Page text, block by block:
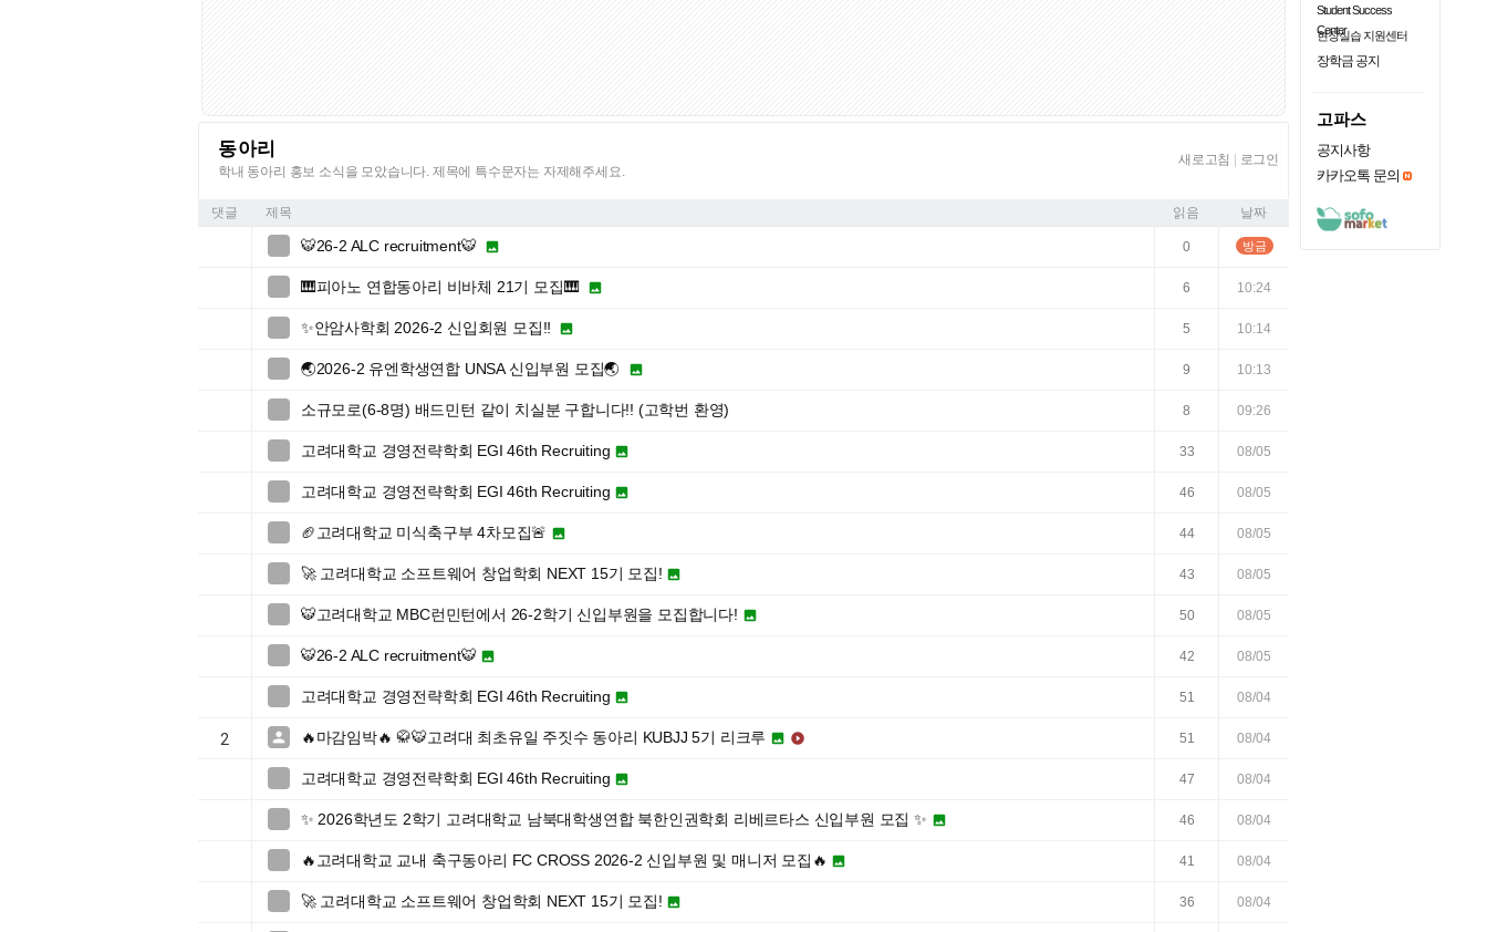
동아리
학내 동아리 홍보 소식을 모았습니다. 제목에 특수문자는 자제해주세요.
새로고침 로그인
댓글 제목 읽음 날짜
🐯26-2 ALC recruitment🐯  0 방금
🎹피아노 연합동아리 비바체 21기 모집🎹  6 10:24
✨안암사학회 2026-2 신입회원 모집‼️  5 10:14
🌏2026-2 유엔학생연합 UNSA 신입부원 모집🌏  9 10:13
소규모로(6-8명) 배드민턴 같이 치실분 구합니다!! (고학번 환영) 8 09:26
고려대학교 경영전략학회 EGI 46th Recruiting  33 08/05
고려대학교 경영전략학회 EGI 46th Recruiting  46 08/05
🏈고려대학교 미식축구부 4차모집🚨  44 08/05
🚀 고려대학교 소프트웨어 창업학회 NEXT 15기 모집!  43 08/05
🐯고려대학교 MBC런민턴에서 26-2학기 신입부원을 모집합니다!  50 08/05
🐯26-2 ALC recruitment🐯  42 08/05
고려대학교 경영전략학회 EGI 46th Recruiting  51 08/04
2  🔥마감임박🔥 🥋🐯고려대 최초유일 주짓수 동아리 KUBJJ 5기 리크루   51 08/04
고려대학교 경영전략학회 EGI 46th Recruiting  47 08/04
✨ 2026학년도 2학기 고려대학교 남북대학생연합 북한인권학회 리베르타스 신입부원 모집 ✨  46 08/04
🔥고려대학교 교내 축구동아리 FC CROSS 2026-2 신입부원 및 매니저 모집🔥  41 08/04
🚀 고려대학교 소프트웨어 창업학회 NEXT 15기 모집!  36 08/04
Student Success
Center
현장실습 지원센터
장학금 공지
고파스
공지사항
카카오톡 문의